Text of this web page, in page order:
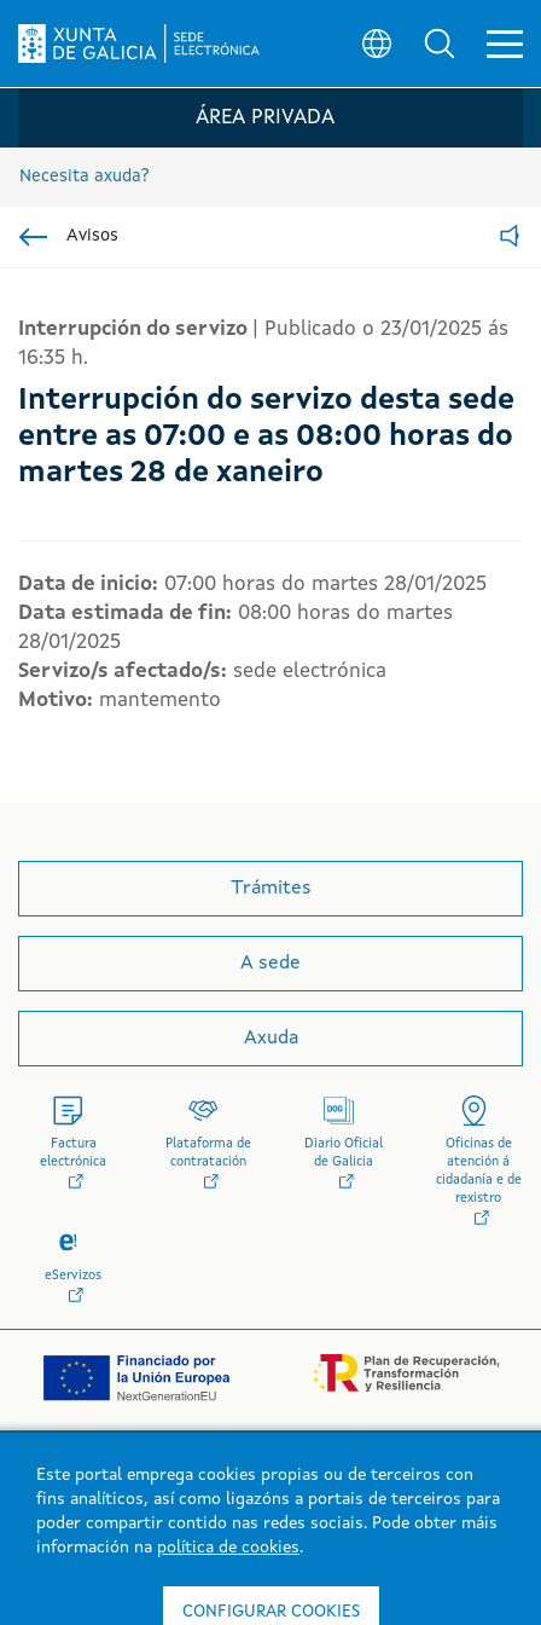
Logo da Sede electrónica da Xunta de
ÁREA PRIVADA
Necesita axuda?
Avisos
Interrupción do servizo
Publicado o 23/01/2025 ás
16:35 h.
Interrupción do servizo desta sede
entre as 07:00 e as 08:00 horas do
martes 28 de xaneiro
Data de inicio: 07:00 horas do martes 28/01/2025
Data estimada de fin: 08:00 horas do martes
28/01/2025
Servizo/s afectado/s: sede electrónica
Motivo: mantemento
Trámites
A sede
Axuda
Factura
electrónica
Plataforma de
contratación
Diario Oficial
de Galicia
Oficinas de
atención á
cidadanía e de
rexistro
eServizos
Logo da Xunta de Galicia
Este portal emprega cookies propias ou de terceiros con
fins analíticos, así como ligazóns a portais de terceiros para
poder compartir contido nas redes sociais. Pode obter máis
información na política de cookies.
CONFIGURAR COOKIES